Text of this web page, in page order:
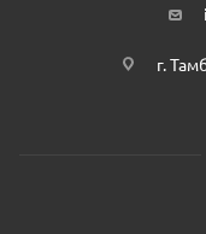
г.